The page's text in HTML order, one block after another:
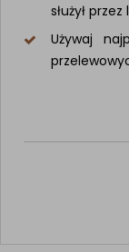
służył przez
Używaj